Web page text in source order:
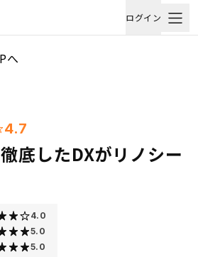
ログイン
へ
4.7
底したDXがリノシー
4.0
5.0
5.0